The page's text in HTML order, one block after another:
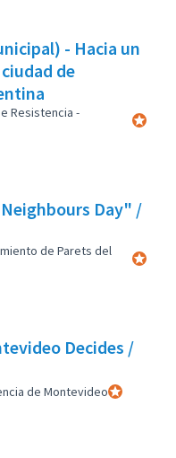
- Hacia un
de
Resistencia -
Day" /
de Parets del
Decides /
de MontevideoParticipant